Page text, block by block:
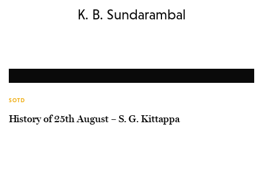
K. B. Sundarambal
SOTD
History of 25th August – S. G. Kittappa